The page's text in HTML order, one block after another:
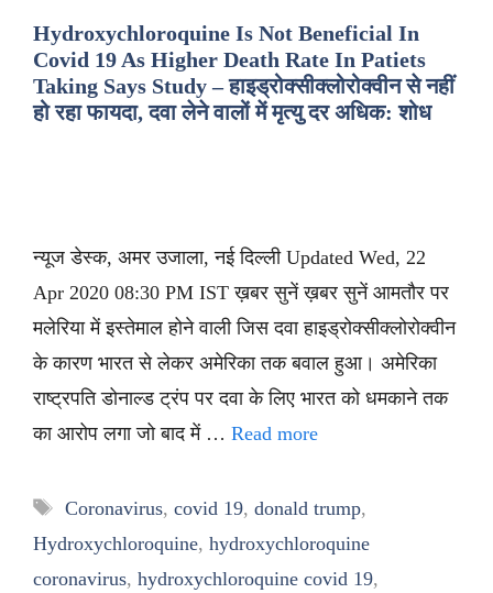
Hydroxychloroquine Is Not Beneficial In
Covid 19 As Higher Death Rate In Patiets
Taking Says Study – हाइड्रोक्सीक्लोरोक्वीन से नहीं
हो रहा फायदा, दवा लेने वालों में मृत्यु दर अधिक: शोध
न्यूज डेस्क, अमर उजाला, नई दिल्ली Updated Wed, 22
Apr 2020 08:30 PM IST ख़बर सुनें ख़बर सुनें आमतौर पर
मलेरिया में इस्तेमाल होने वाली जिस दवा हाइड्रोक्सीक्लोरोक्वीन
के कारण भारत से लेकर अमेरिका तक बवाल हुआ। अमेरिका
राष्ट्रपति डोनाल्ड ट्रंप पर दवा के लिए भारत को धमकाने तक
का आरोप लगा जो बाद में … Read more
Tags
Coronavirus, covid 19, donald trump,
Hydroxychloroquine, hydroxychloroquine
coronavirus, hydroxychloroquine covid 19,